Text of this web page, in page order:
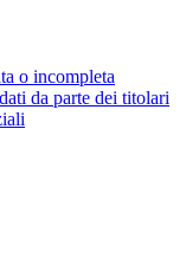
o incompleta
da parte dei titolari